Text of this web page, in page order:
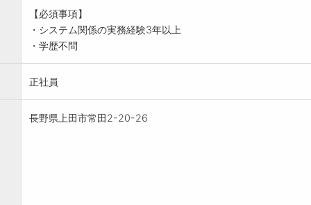
【必須事項】
・システム関係の実務経験3年以上
・学歴不問
正社員
長野県上田市常田2-20-26